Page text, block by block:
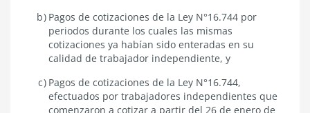
Pagos de cotizaciones de la Ley N°16.744 por
periodos durante los cuales las mismas
cotizaciones ya habían sido enteradas en su
calidad de trabajador independiente, y
Pagos de cotizaciones de la Ley N°16.744,
efectuados por trabajadores independientes que
comenzaron a cotizar a partir del 26 de enero de